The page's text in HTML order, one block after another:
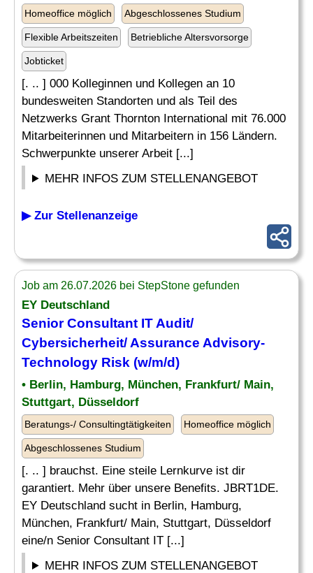
Homeoffice möglich Abgeschlossenes Studium
Flexible Arbeitszeiten Betriebliche Altersvorsorge
Jobticket
[. .. ] 000 Kolleginnen und Kollegen an 10
bundesweiten Standorten und als Teil des
Netzwerks Grant Thornton International mit 76.000
Mitarbeiterinnen und Mitarbeitern in 156 Ländern.
Schwerpunkte unserer Arbeit [...]
MEHR INFOS ZUM STELLENANGEBOT
▶ Zur Stellenanzeige
Job am 26.07.2026 bei StepStone gefunden
EY Deutschland
Senior Consultant IT Audit/
Cybersicherheit/ Assurance Advisory-
Technology Risk (w/m/d)
• Berlin, Hamburg, München, Frankfurt/ Main,
Stuttgart, Düsseldorf
Beratungs-/ Consultingtätigkeiten Homeoffice möglich
Abgeschlossenes Studium
[. .. ] brauchst. Eine steile Lernkurve ist dir
garantiert. Mehr über unsere Benefits. JBRT1DE.
EY Deutschland sucht in Berlin, Hamburg,
München, Frankfurt/ Main, Stuttgart, Düsseldorf
eine/n Senior Consultant IT [...]
MEHR INFOS ZUM STELLENANGEBOT